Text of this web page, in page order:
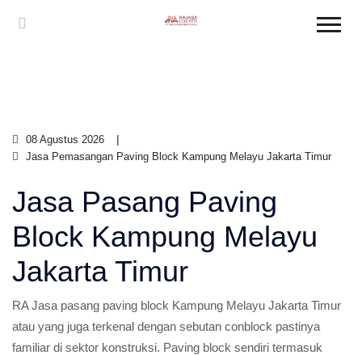
08 Agustus 2026
Jasa Pemasangan Paving Block Kampung Melayu Jakarta Timur
Jasa Pasang Paving
Block Kampung Melayu
Jakarta Timur
RA Jasa pasang paving block Kampung Melayu Jakarta Timur
atau yang juga terkenal dengan sebutan conblock pastinya
familiar di sektor konstruksi. Paving block sendiri termasuk